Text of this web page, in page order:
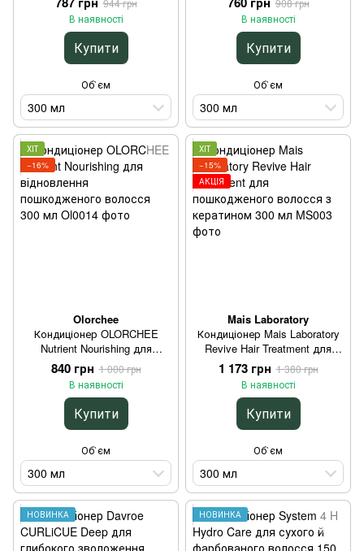
944 грн
В наявності
Купити
Об`єм
300 мл
фарбованого волосся 300 мл
908 грн
В наявності
Купити
Об`єм
300 мл
ХІТ
−16%
Olorchee
Кондиціонер OLORCHEE
Nutrient Nourishing для
відновлення пошкодженого
волосся 300 мл
840 грн 1 000 грн
В наявності
Купити
Об`єм
300 мл
ХІТ
−15%
АКЦІЯ
Mais Laboratory
Кондиціонер Mais Laboratory
Revive Hair Treatment для
пошкодженого волосся з
кератином 300 мл
1 173 грн 1 380 грн
В наявності
Купити
Об`єм
300 мл
НОВИНКА НОВИНКА